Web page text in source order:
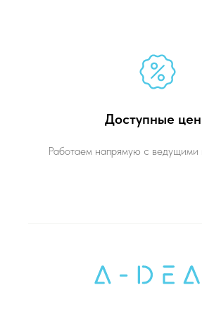
Доступные
Работаем напрямую с ведущими